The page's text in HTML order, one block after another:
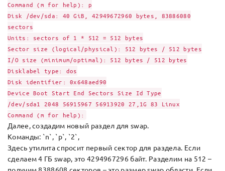
Command (m for help): p
Disk /dev/sda: 40 GiB, 42949672960 bytes, 83886080
sectors
Units: sectors of 1 * 512 = 512 bytes
Sector size (logical/physical): 512 bytes / 512 bytes
I/O size (minimum/optimal): 512 bytes / 512 bytes
Disklabel type: dos
Disk identifier: 0x648aed90
Device Boot Start End Sectors Size Id Type
/dev/sda1 2048 56915967 56913920 27,1G 83 Linux
Command (m for help):
Далее, создадим новый раздел для swap.
Команды: `n`, `p`, `2`,
Здесь утилита спросит первый сектор для раздела. Если
сделаем 4 ГБ swap, это 4294967296 байт. Разделим на 512 –